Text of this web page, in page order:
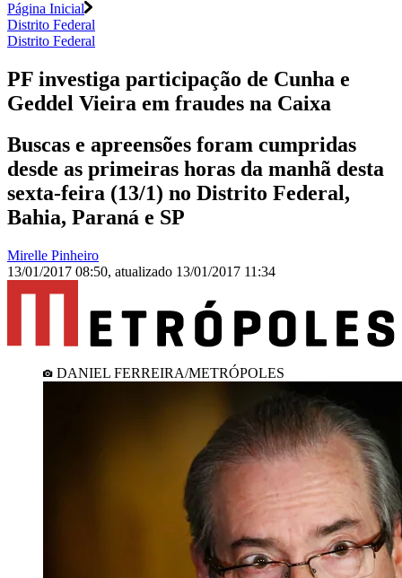
Página Inicial
Distrito Federal
Distrito Federal
PF investiga participação de Cunha e
Geddel Vieira em fraudes na Caixa
Buscas e apreensões foram cumpridas
desde as primeiras horas da manhã desta
sexta-feira (13/1) no Distrito Federal,
Bahia, Paraná e SP
Mirelle Pinheiro
13/01/2017 08:50, atualizado 13/01/2017 11:34
DANIEL FERREIRA/METRÓPOLES